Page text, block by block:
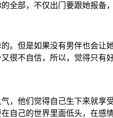
全部，不仅出门要跟她报备
。但是如果没有男伴也会让
很不自信，所以，觉得只有
，他们觉得自己生下来就享
自己的世界里面低头，在感